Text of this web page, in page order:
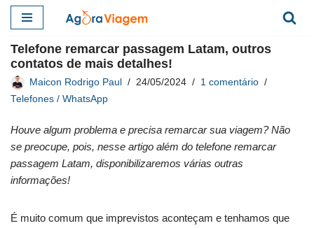
para
o
conteúdo
Telefone remarcar passagem Latam, outros
contatos de mais detalhes!
Maicon Rodrigo Paul 24/05/2024
1 comentário
Telefones / WhatsApp
Houve algum problema e precisa remarcar sua viagem? Não
se preocupe, pois, nesse artigo além do telefone remarcar
passagem Latam, disponibilizaremos várias outras
informações!
É muito comum que imprevistos aconteçam e tenhamos que